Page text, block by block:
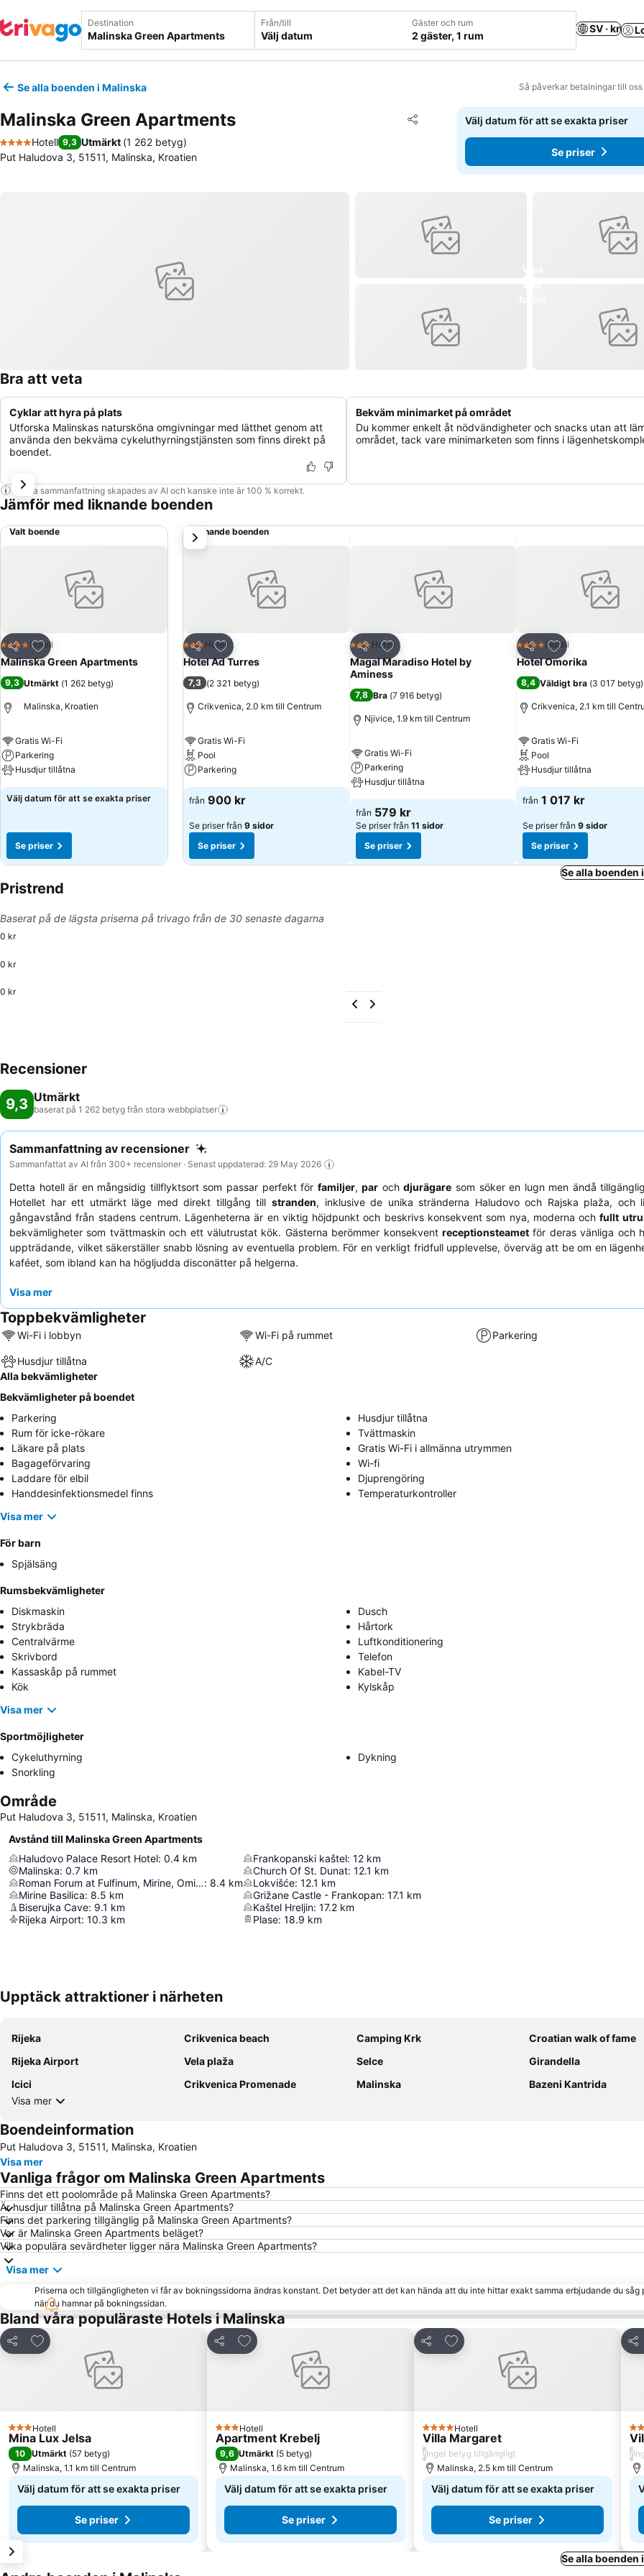
Destination Från/till
Välj datum
Gäster och rum
2 gäster, 1 rum
SV · kr
Se alla boenden i Malinska Så påverkar betalningar till
Malinska Green Apartments Dela
Lägg till i Mina Favoriter
4 Stjärnor
Hotell 9,3 Utmärkt (1 262 betyg)
Put Haludova 3, 51511, Malinska, Kroatien
Välj datum för att se exakta priser
Se priser
Bra att veta
Cyklar att hyra på plats
Utforska Malinskas natursköna omgivningar med lätthet genom att
använda den bekväma cykeluthyrningstjänsten som finns direkt på
boendet.
Bekväm minimarket på området
Du kommer enkelt åt nödvändigheter och snacks utan att
området, tack vare minimarketen som finns i
Denna sammanfattning skapades av AI och kanske inte är 100 % korrekt.
Jämför med liknande boenden
Valt boende
Dela
Lägg till i Mina Favoriter
4 StjärnorHotell
Malinska Green Apartments
9,3 Utmärkt (1 262 betyg)
Malinska, Kroatien
Gratis Wi-Fi
Parkering
Husdjur tillåtna
Välj datum för att se exakta priser
Se priser
Liknande boenden
Dela
Lägg till i Mina Favoriter
3 Stjärnor
Hotell
Hotel Ad Turres
7,3 (2 321 betyg)
Crikvenica, 2.0 km till Centrum
Gratis Wi-Fi
Pool
Parkering
från 900 kr
Se priser från 9 sidor
Se priser
Dela
Lägg till i Mina Favoriter
3 Stjärnor
Hotell
Magal Maradiso Hotel by
Aminess
7,8 Bra (7 916 betyg)
Njivice, 1.9 km till Centrum
Gratis Wi-Fi
Parkering
Husdjur tillåtna
från 579 kr
Se priser från 11 sidor
Se priser
Dela
Lägg till i Mina
4 StjärnorHotell
Hotel Omorika
8,4 Väldigt bra (3 017 betyg)
Crikvenica, 2.1 km till
Gratis Wi-Fi
Pool
Husdjur tillåtna
från 1 017 kr
Se priser från 9 sidor
Se priser
nästa
Se alla boenden
Pristrend
Baserat på de lägsta priserna på trivago från de 30 senaste dagarna
0 kr
0 kr
0 kr
Recensioner
9,3 Utmärkt
baserat på 1 262 betyg från stora webbplatser
Sammanfattning av recensioner
Sammanfattat av AI från 300+ recensioner · Senast uppdaterad: 29 May 2026
Detta hotell är en mångsidig tillflyktsort som passar perfekt för familjer,par ochdjurägare som söker en lugn men ändå
Hotellet har ett utmärkt läge med direkt tillgång till stranden, inklusive de unika stränderna Haludovo och Rajska plaža, och
gångavstånd från stadens centrum. Lägenheterna är en viktig höjdpunkt och beskrivs konsekvent som nya, moderna ochfullt
bekvämligheter som tvättmaskin och ett välutrustat kök. Gästerna berömmer konsekvent receptionsteamet för deras vänliga och
uppträdande, vilket säkerställer snabb lösning av eventuella problem. För en verkligt fridfull upplevelse, överväg att be om en
kaféet, som ibland kan ha högljudda disconätter på helgerna.
Visa mer
Toppbekvämligheter
Wi-Fi i lobbyn Wi-Fi på rummet Parkering
Husdjur tillåtna
A/C
Alla bekvämligheter
Bekvämligheter på boendet
Parkering
Husdjur tillåtna
Rum för icke-rökare
Tvättmaskin
Läkare på plats
Gratis Wi-Fi i allmänna utrymmen
Bagageförvaring
Wi-fi
Laddare för elbil
Djuprengöring
Handdesinfektionsmedel finns
Temperaturkontroller
Visa mer
För barn
Spjälsäng
Rumsbekvämligheter
Diskmaskin
Dusch
Strykbräda
Hårtork
Centralvärme
Luftkonditionering
Skrivbord
Telefon
Kassaskåp på rummet
Kabel-TV
Kök
Kylskåp
Visa mer
Sportmöjligheter
Cykeluthyrning
Dykning
Snorkling
Område
Put Haludova 3, 51511, Malinska, Kroatien
Avstånd till Malinska Green Apartments
Haludovo Palace Resort Hotel: 0.4 km
Malinska: 0.7 km
Roman Forum at Fulfinum, Mirine, Omišalj: 8.4 km
Mirine Basilica: 8.5 km
Biserujka Cave: 9.1 km
Rijeka Airport: 10.3 km
Frankopanski kaštel: 12 km
Church Of St. Dunat: 12.1 km
Lokvišće: 12.1 km
Grižane Castle - Frankopan: 17.1 km
Kaštel Hreljin: 17.2 km
Plase: 18.9 km
Upptäck attraktioner i närheten
Rijeka Crikvenica beach Camping Krk
Croatian walk of fame
Rijeka Airport
Vela plaža Selce
Girandella
Icici
Crikvenica Promenade Malinska
Bazeni Kantrida
Visa mer
Boendeinformation
Put Haludova 3, 51511, Malinska, Kroatien
Visa mer
Vanliga frågor om Malinska Green Apartments
Finns det ett poolområde på Malinska Green Apartments?
Är husdjur tillåtna på Malinska Green Apartments?
Finns det parkering tillgänglig på Malinska Green Apartments?
Var är Malinska Green Apartments beläget?
Vilka populära sevärdheter ligger nära Malinska Green Apartments?
Visa mer
Priserna och tillgängligheten vi får av bokningssidorna ändras konstant. Det betyder att det kan hända att du inte hittar exakt samma erbjudande du såg
när du hamnar på bokningssidan.
Bland våra populäraste Hotels i Malinska
Dela
Lägg till i Mina Favoriter
3 Stjärnor
Hotell
Mina Lux Jelsa
10 Utmärkt (57 betyg)
Malinska, 1.1 km till Centrum
Välj datum för att se exakta priser
Se priser
Dela
Lägg till i Mina Favoriter
3 Stjärnor
Hotell
Apartment Krebelj
9,6 Utmärkt (5 betyg)
Malinska, 1.6 km till Centrum
Välj datum för att se exakta priser
Se priser
Dela
Lägg till i Mina Favoriter
4 Stjärnor
Hotell
Villa Margaret
/Inget betyg tillgängligt
Malinska, 2.5 km till Centrum
Välj datum för att se exakta priser
Se priser
Dela
4
/
Se alla boenden